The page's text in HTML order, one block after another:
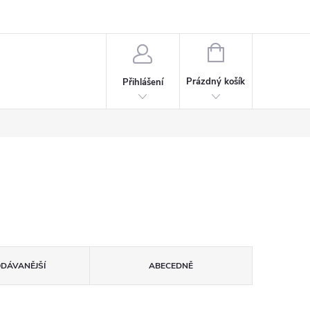
Přihlášení
NÁKUPNÍ
Prázdný košík
ABECEDNĚ